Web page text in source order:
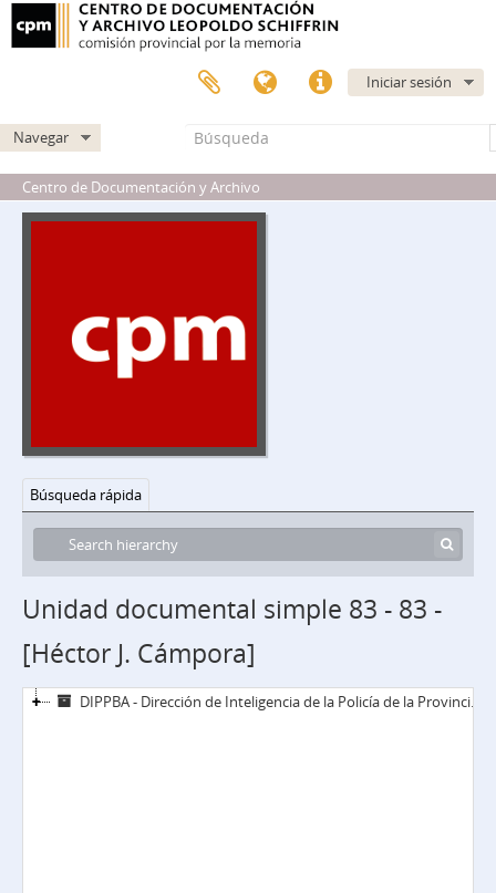
Iniciar sesión
Navegar
Centro de Documentación y Archivo
Búsqueda rápida
Unidad documental simple 83 - 83 -
[Héctor J. Cámpora]
DIPPBA - Dirección de Inteligencia de la Policía de la Provincia de Buenos Aires